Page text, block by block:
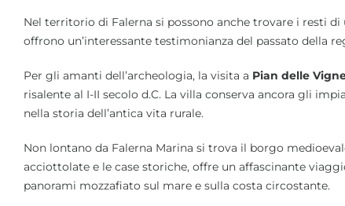
Nel territorio di Falerna si possono anche trovare i resti
offrono un’interessante testimonianza del passato della
Per gli amanti dell’archeologia, la visita a Pian delle
risalente al I-II secolo d.C. La villa conserva ancora gli
nella storia dell’antica vita rurale.
Non lontano da Falerna Marina si trova il borgo
acciottolate e le case storiche, offre un affascinante
panorami mozzafiato sul mare e sulla costa circostante.